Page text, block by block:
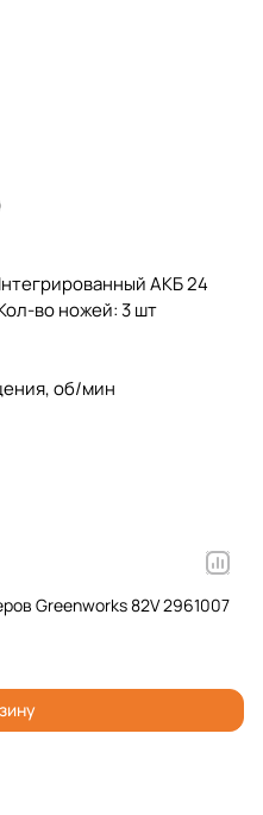
АКБ 24
во ножей: 3 шт
об/мин
Greenworks 82V 2961007